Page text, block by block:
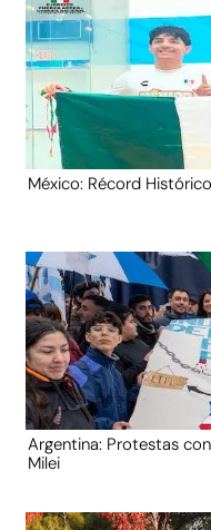
México: Récord
Argentina: Protestas
Milei